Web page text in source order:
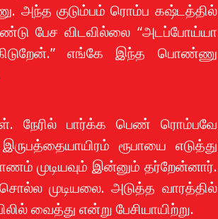
அந்த குடும்பம் ரொம்ப கஷ்டத்தில்
பேச விடவில்லை “அடப்போய்யா
எங்கே இந்த பொண்ணு
நேரில் பார்க்க பெண் ரொம்பவே
ரூபாயை எடுத்து
முடியவும் இன்னும் தர்றேன்னார்.
முடியலை. அடுத்த வாரத்தில்
வைத்து என்று பேசியாயிற்று.